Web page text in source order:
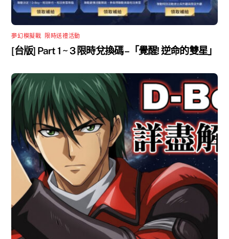
夢幻模擬戰 限時送禮活動
[台版] Part 1 ~ 3 限時兌換碼 –「覺醒! 逆命的雙星」